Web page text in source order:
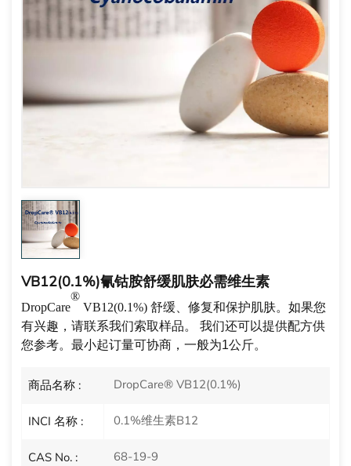
VB12(0.1%)氰钴胺舒缓肌肤必需维生素
DropCare
®
VB12(0.1%) 舒缓、修复和保护肌肤。 如果您
有兴趣，请联系我们索取样品。 我们还可以提供配方供
您参考。最小起订量可协商，一般为1公斤。
商品名称 : DropCare® VB12(0.1%)
INCI 名称 : 0.1%维生素B12
CAS No. : 68-19-9